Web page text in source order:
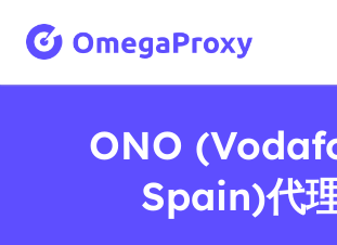
ONO
Spain)代